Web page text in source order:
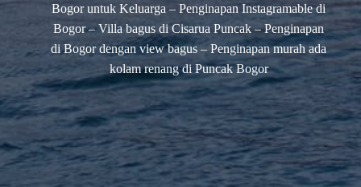
Bogor untuk Keluarga – Penginapan Instagramable di
Bogor – Villa bagus di Cisarua Puncak – Penginapan
di Bogor dengan view bagus – Penginapan murah ada
kolam renang di Puncak Bogor